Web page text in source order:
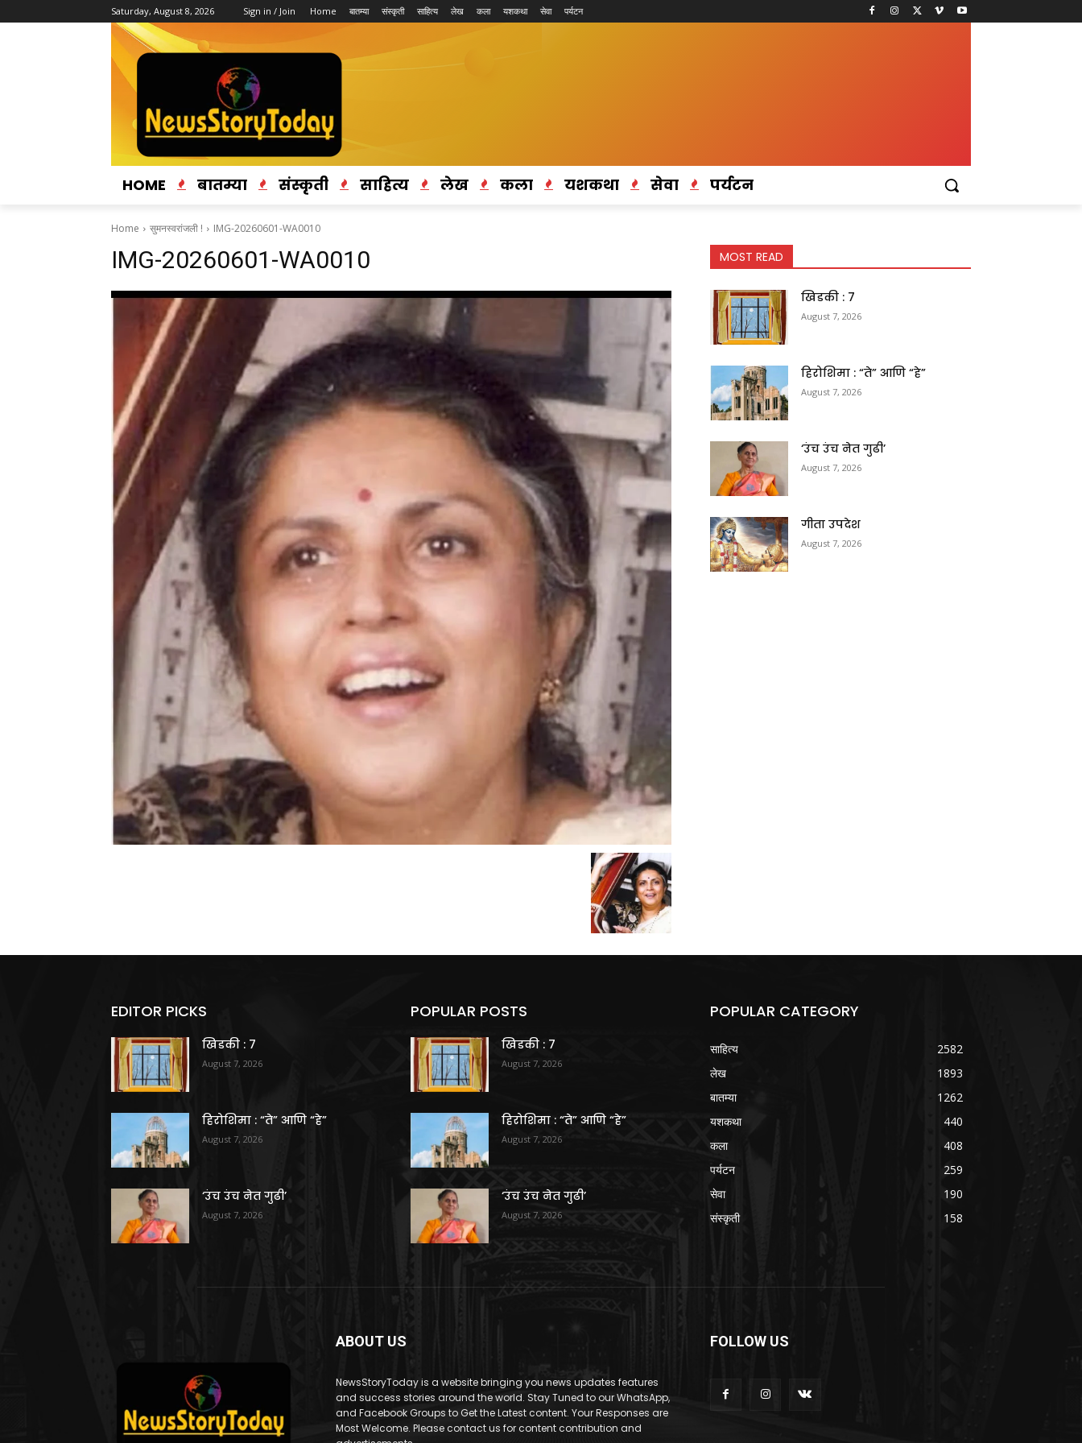
Saturday, August 8, 2026 Sign in / Join Home बातम्या संस्कृती साहित्य लेख कला यशकथा सेवा पर्यटन
HOME बातम्या संस्कृती साहित्य लेख कला यशकथा सेवा पर्यटन
Home सुमनस्वरांजली ! IMG-20260601-WA0010
IMG-20260601-WA0010 MOST READ
खिडकी : 7
August 7, 2026
हिरोशिमा : “ते” आणि “हे”
August 7, 2026
‘उंच उंच नेत गुढी’
August 7, 2026
गीता उपदेश
August 7, 2026
EDITOR PICKS
खिडकी : 7
August 7, 2026
हिरोशिमा : “ते” आणि “हे”
August 7, 2026
‘उंच उंच नेत गुढी’
August 7, 2026
POPULAR POSTS
खिडकी : 7
August 7, 2026
हिरोशिमा : “ते” आणि “हे”
August 7, 2026
‘उंच उंच नेत गुढी’
August 7, 2026
POPULAR CATEGORY
साहित्य
2582
लेख
1893
बातम्या
1262
यशकथा
440
कला
408
पर्यटन
259
सेवा
190
संस्कृती
158
ABOUT US
NewsStoryToday is a website bringing you news updates features
and success stories around the world. Stay Tuned to our WhatsApp,
and Facebook Groups to Get the Latest content. Your Responses are
Most Welcome. Please contact us for content contribution and
FOLLOW US